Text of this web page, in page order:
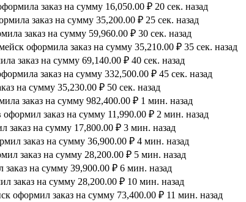
заказ на сумму 16,050.00 ₽ 20 сек. назад
заказ на сумму 35,200.00 ₽ 25 сек. назад
заказ на сумму 59,960.00 ₽ 30 сек. назад
оформила заказ на сумму 35,210.00 ₽ 35 сек. назад
заказ на сумму 69,140.00 ₽ 40 сек. назад
заказ на сумму 332,500.00 ₽ 45 сек. назад
на сумму 35,230.00 ₽ 50 сек. назад
заказ на сумму 982,400.00 ₽ 1 мин. назад
заказ на сумму 11,990.00 ₽ 2 мин. назад
на сумму 17,800.00 ₽ 3 мин. назад
заказ на сумму 36,900.00 ₽ 4 мин. назад
заказ на сумму 28,200.00 ₽ 5 мин. назад
на сумму 39,900.00 ₽ 6 мин. назад
заказ на сумму 28,200.00 ₽ 10 мин. назад
оформил заказ на сумму 73,400.00 ₽ 11 мин. назад